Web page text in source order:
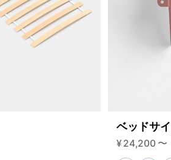
ベッドサ
¥ 24,200 〜